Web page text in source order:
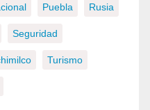
Puebla Rusia
Seguridad
Turismo